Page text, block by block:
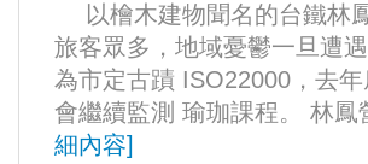
以檜木建物聞名的台鐵林
旅客眾多，地域憂鬱一旦遭
為市定古蹟 ISO22000，去
會繼續監測 瑜珈課程。 林鳳
細內容]